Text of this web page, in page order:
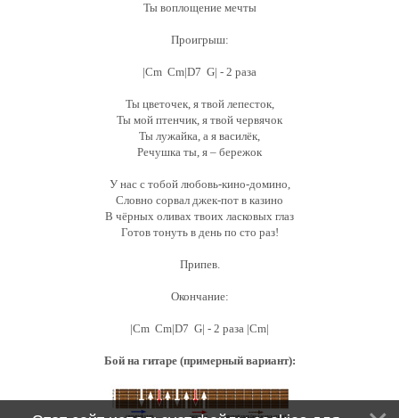
Ты воплощение мечты
Проигрыш:
|Cm Cm|D7 G| - 2 раза
Ты цветочек, я твой лепесток,
Ты мой птенчик, я твой червячок
Ты лужайка, а я василёк,
Речушка ты, я – бережок
У нас с тобой любовь-кино-домино,
Словно сорвал джек-пот в казино
В чёрных оливах твоих ласковых глаз
Готов тонуть в день по сто раз!
Припев.
Окончание:
|Cm Cm|D7 G| - 2 раза |Cm|
Бой на гитаре (примерный вариант):